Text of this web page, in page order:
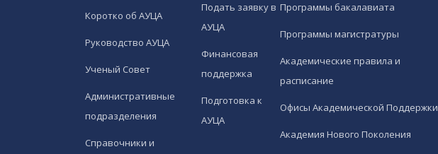
Коротко об АУЦА
Руководство АУЦА
Ученый Совет
Административные
подразделения
Справочники и
Подать заявку в
АУЦА
Финансовая
поддержка
Подготовка к
АУЦА
Программы бакалавиата
Программы магистратуры
Академические правила и
расписание
Офисы Академической Поддержки
Академия Нового Поколения